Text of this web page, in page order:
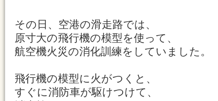
その日、空港の滑走路では、
原寸大の飛行機の模型を使って、
航空機火災の消化訓練をしていました。
飛行機の模型に火がつくと、
すぐに消防車が駆けつけて、